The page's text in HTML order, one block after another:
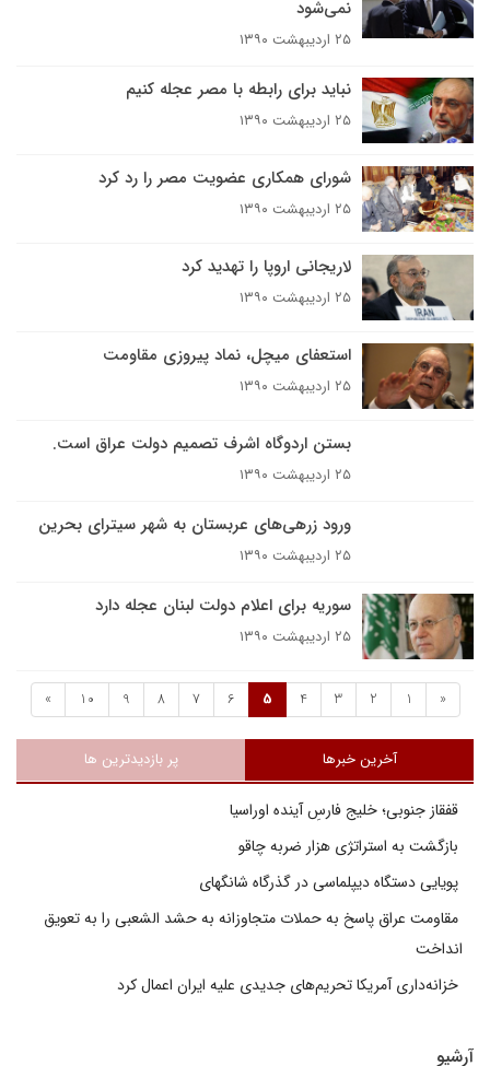
نمی‌شود
۲۵ اردیبهشت ۱۳۹۰
نباید برای رابطه با مصر عجله کنیم
۲۵ اردیبهشت ۱۳۹۰
شورای همکاری عضویت مصر را رد کرد
۲۵ اردیبهشت ۱۳۹۰
لاریجانی اروپا را تهدید کرد
۲۵ اردیبهشت ۱۳۹۰
استعفای میچل، نماد پیروزی مقاومت
۲۵ اردیبهشت ۱۳۹۰
بستن اردوگاه اشرف تصمیم دولت عراق است.
۲۵ اردیبهشت ۱۳۹۰
ورود زرهی‌های عربستان به شهر سیترای بحرین
۲۵ اردیبهشت ۱۳۹۰
سوریه برای اعلام دولت لبنان عجله دارد
۲۵ اردیبهشت ۱۳۹۰
«
1
2
3
4
5
6
7
8
9
10
»
آخرین خبرها پر بازدیدترین ها
قفقاز جنوبی؛ خلیج فارسِ آینده اوراسیا
بازگشت به استراتژی هزار ضربه چاقو
پویایی دستگاه دیپلماسی در گذرگاه شانگهای
مقاومت عراق پاسخ به حملات متجاوزانه به حشد الشعبی را به تعویق
انداخت
خزانه‌داری آمریکا تحریم‌های جدیدی علیه ایران اعمال کرد
آرشیو